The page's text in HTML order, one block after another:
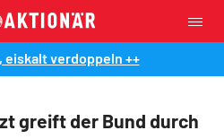
eiskalt verdoppeln ++
greift der Bund durch